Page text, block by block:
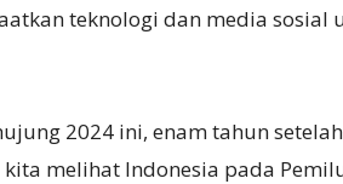
teknologi dan media sosial
2024 ini, enam tahun
kita melihat Indonesia pada